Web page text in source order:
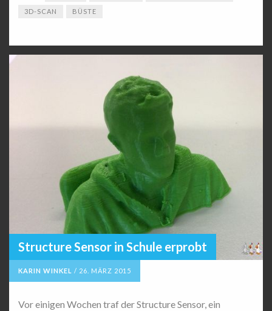
3D-SCAN BÜSTE
Structure Sensor in Schule erprobt
KARIN WINKEL / 26. MÄRZ 2015
Vor einigen Wochen traf der Structure Sensor, ein